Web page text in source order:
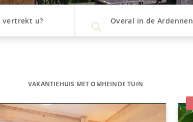
vertrekt u? Overal in de Ardennen
VAKANTIEHUIS MET OMHEINDE TUIN